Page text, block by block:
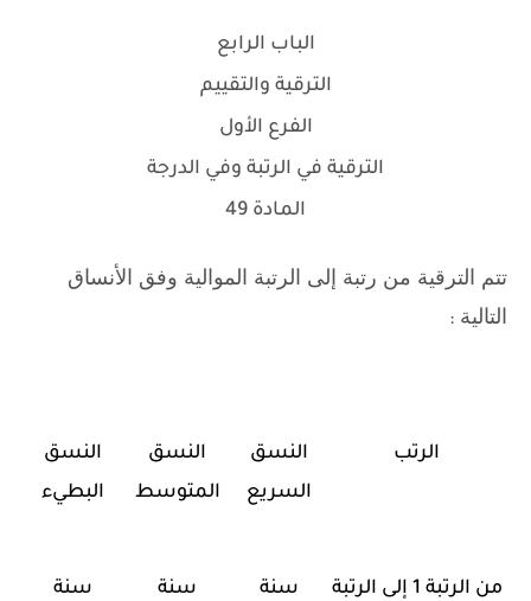
الباب الرابع
الترقية والتقييم
الفرع الأول
الترقية في الرتبة وفي الدرجة
المادة 49
تتم الترقية من رتبة إلى الرتبة الموالية وفق الأنساق
التالية :
الرتب
النسق
السريع
النسق
المتوسط
النسق
البطيء
من الرتبة 1 إلى الرتبة
سنة سنة سنة